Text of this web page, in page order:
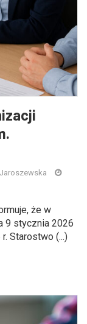
że w
9 stycznia 2026
Starostwo (...)